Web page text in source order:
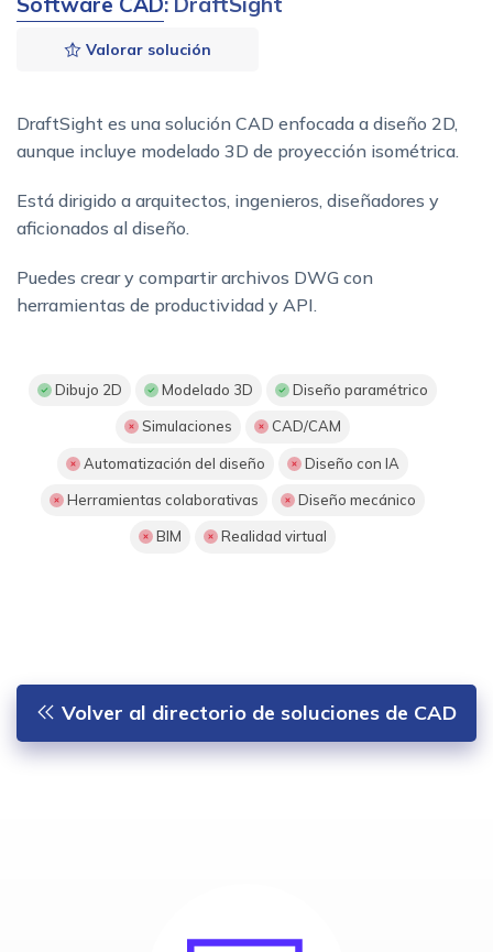
Valorar solución
DraftSight es una solución CAD enfocada a diseño 2D,
aunque incluye modelado 3D de proyección isométrica.
Está dirigido a arquitectos, ingenieros, diseñadores y
aficionados al diseño.
Puedes crear y compartir archivos DWG con
herramientas de productividad y API.
Dibujo 2D Modelado 3D Diseño paramétrico
Simulaciones CAD/CAM
Automatización del diseño Diseño con IA
Herramientas colaborativas Diseño mecánico
BIM Realidad virtual
Volver al directorio de soluciones de CAD